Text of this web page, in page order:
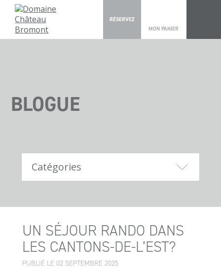
RÉSERVEZ
MON PANIER
BLOGUE
UN SÉJOUR RANDO DANS
LES CANTONS-DE-L’EST?
PUBLIÉ LE 02 SEPTEMBRE 2025